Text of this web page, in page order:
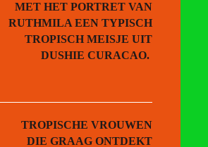
MET HET PORTRET VAN
RUTHMILA EEN TYPISCH
TROPISCH MEISJE UIT
DUSHIE CURACAO.
TROPISCHE VROUWEN
DIE GRAAG ONTDEKT